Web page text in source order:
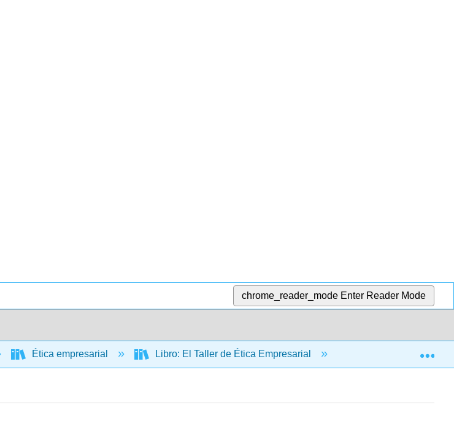
chrome_reader_mode Enter Reader Mode
Ética empresarial Libro: El Taller de Ética Empresarial 10: El oficio tenso-